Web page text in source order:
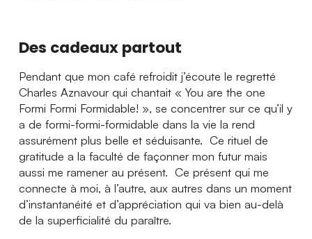
Des cadeaux partout
Pendant que mon café refroidit j’écoute le regretté
Charles Aznavour qui chantait « You are the one
Formi Formi Formidable! », se concentrer sur ce qu’il y
a de formi-formi-formidable dans la vie la rend
assurément plus belle et séduisante. Ce rituel de
gratitude a la faculté de façonner mon futur mais
aussi me ramener au présent. Ce présent qui me
connecte à moi, à l’autre, aux autres dans un moment
d’instantanéité et d’appréciation qui va bien au-delà
de la superficialité du paraître.